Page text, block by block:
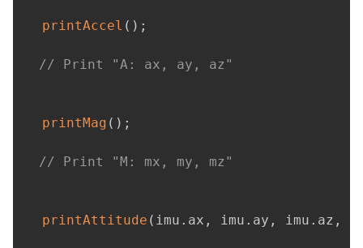
printAccel ( ) ;
// Print "A: ax, ay, az"
printMag ( ) ;
// Print "M: mx, my, mz"
printAttitude ( imu . ax , imu . ay , imu . az ,